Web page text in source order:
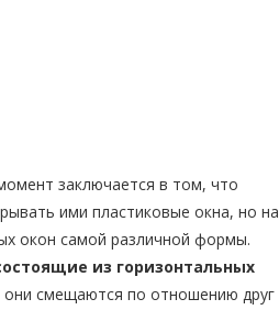
заключается в том, что
ими пластиковые окна, но на
окон самой различной формы.
из горизонтальных
они смещаются по отношению друг